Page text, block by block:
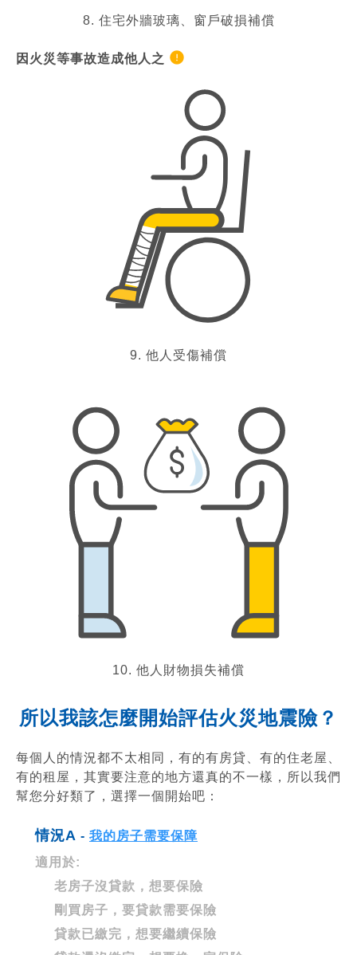
8. 住宅外牆玻璃、窗戶破損補償
因火災等事故造成他人之
9. 他人受傷補償
10. 他人財物損失補償
所以我該怎麼開始評估火災地震險？
每個人的情況都不太相同，有的有房貸、有的住老屋、
有的租屋，其實要注意的地方還真的不一樣，所以我們
幫您分好類了，選擇一個開始吧：
情況A - 我的房子需要保障
適用於:
老房子沒貸款，想要保險
剛買房子，要貸款需要保險
貸款已繳完，想要繼續保險